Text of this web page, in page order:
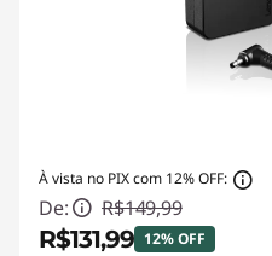
À vista no PIX com 12% OFF:
De: R$149,99
R$131,99 12% OFF